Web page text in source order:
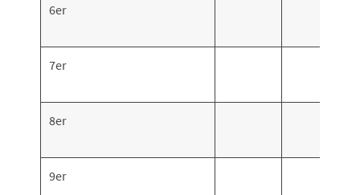
6er
7er
8er
9er